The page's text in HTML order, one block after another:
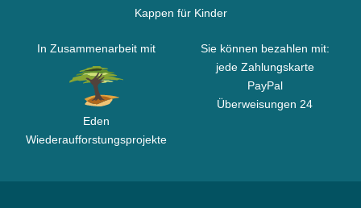
Kappen für Kinder
In Zusammenarbeit mit
Eden
Wiederaufforstungsprojekte
Sie können bezahlen mit:
jede Zahlungskarte
PayPal
Überweisungen 24